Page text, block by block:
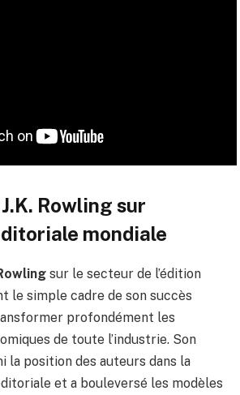
Rowling sur
mondiale
sur le secteur de l’édition
le simple cadre de son succès
profondément les
de toute l’industrie. Son
la position des auteurs dans la
et a bouleversé les modèles